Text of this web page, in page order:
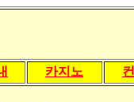
카지노